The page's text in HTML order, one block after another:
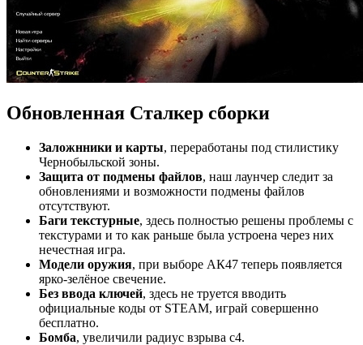
Обновленная Сталкер сборки
Заложнники и карты, переработаны под стилистику
Чернобыльской зоны.
Защита от подмены файлов, наш лаунчер следит за
обновлениями и возможности подмены файлов
отсутствуют.
Баги текстурные, здесь полностью решены проблемы с
текстурами и то как раньше была устроена через них
нечестная игра.
Модели оружия, при выборе АК47 теперь появляется
ярко-зелёное свечение.
Без ввода ключей, здесь не труется вводить
официальные коды от STEAM, играй совершенно
бесплатно.
Бомба, увеличили радиус взрыва c4.